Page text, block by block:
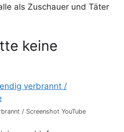
als Zuschauer und Täter
keine
/ Screenshot YouTube